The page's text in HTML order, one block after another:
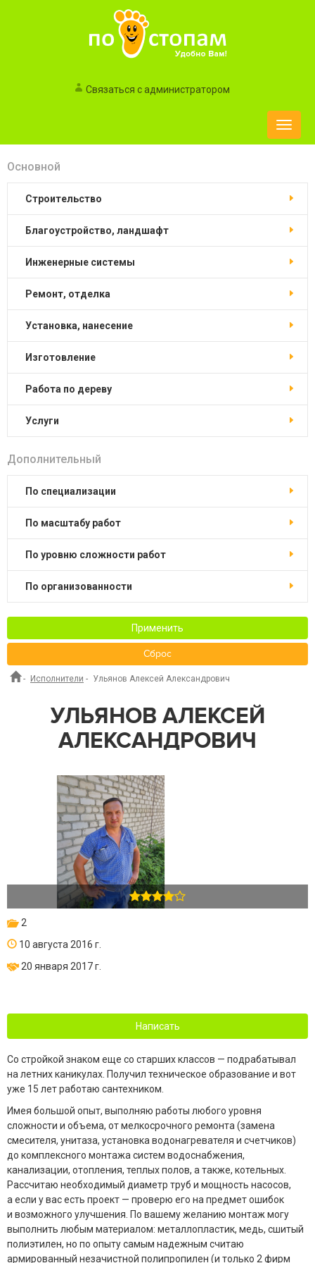
Связаться с администратором
Toggle
Основной
строительство
благоустройство, ландшафт
инженерные системы
ремонт, отделка
установка, нанесение
изготовление
работа по дереву
услуги
Дополнительный
по специализации
по масштабу работ
по уровню сложности работ
по организованности
Применить
Сброс
- Исполнители - Ульянов Алексей Александрович
УЛЬЯНОВ АЛЕКСЕЙ
АЛЕКСАНДРОВИЧ
2
10 августа 2016 г.
20 января 2017 г.
Написать
Со стройкой знаком еще со старших классов — подрабатывал
на летних каникулах. Получил техническое образование и вот
уже 15 лет работаю сантехником.
Имея большой опыт, выполняю работы любого уровня
сложности и объема, от мелкосрочного ремонта (замена
смесителя, унитаза, установка водонагревателя и счетчиков)
до комплексного монтажа систем водоснабжения,
канализации, отопления, теплых полов, а также, котельных.
Рассчитаю необходимый диаметр труб и мощность насосов,
а если у вас есть проект — проверю его на предмет ошибок
и возможного улучшения. По вашему желанию монтаж могу
выполнить любым материалом: металлопластик, медь, сшитый
полиэтилен, но по опыту самым надежным считаю
армированный незачистной полипропилен (и только 2 фирм